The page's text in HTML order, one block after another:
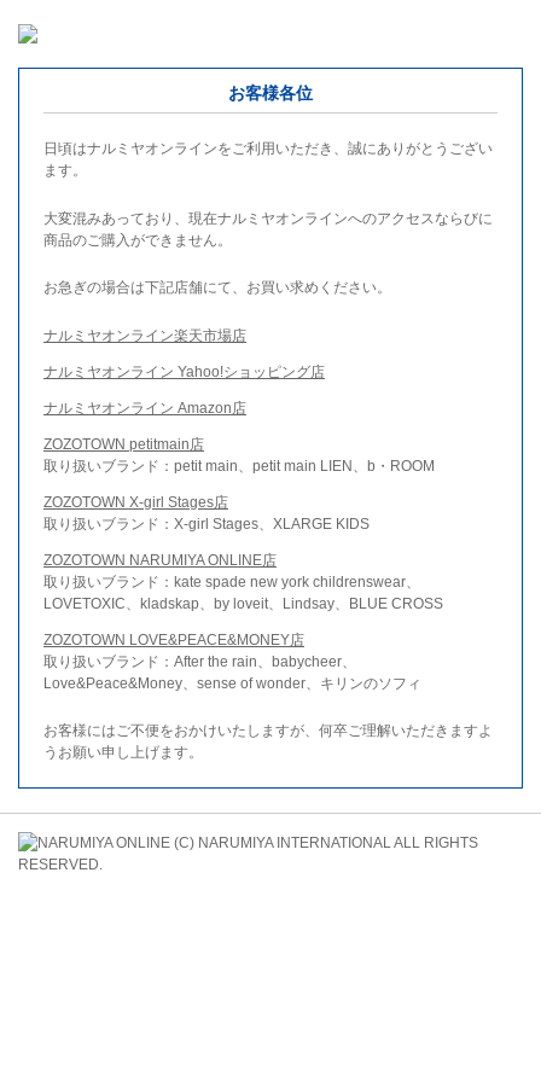
お客様各位
日頃はナルミヤオンラインをご利用いただき、誠にありがとうござい
ます。
大変混みあっており、現在ナルミヤオンラインへのアクセスならびに
商品のご購入ができません。
お急ぎの場合は下記店舗にて、お買い求めください。
ナルミヤオンライン楽天市場店
ナルミヤオンライン Yahoo!ショッピング店
ナルミヤオンライン Amazon店
ZOZOTOWN petitmain店
取り扱いブランド：petit main、petit main LIEN、b・ROOM
ZOZOTOWN X-girl Stages店
取り扱いブランド：X-girl Stages、XLARGE KIDS
ZOZOTOWN NARUMIYA ONLINE店
取り扱いブランド：kate spade new york childrenswear、
LOVETOXIC、kladskap、by loveit、Lindsay、BLUE CROSS
ZOZOTOWN LOVE&PEACE&MONEY店
取り扱いブランド：After the rain、babycheer、
Love&Peace&Money、sense of wonder、キリンのソフィ
お客様にはご不便をおかけいたしますが、何卒ご理解いただきますよ
うお願い申し上げます。